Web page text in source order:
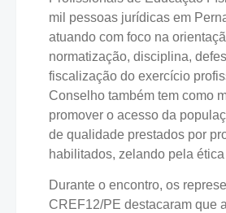
mil pessoas jurídicas em
atuando com foco na
normatização, disciplina,
fiscalização do exercício
Conselho também tem como
promover o acesso da
de qualidade prestados por
habilitados, zelando pela
Durante o encontro, os
CREF12/PE destacaram que